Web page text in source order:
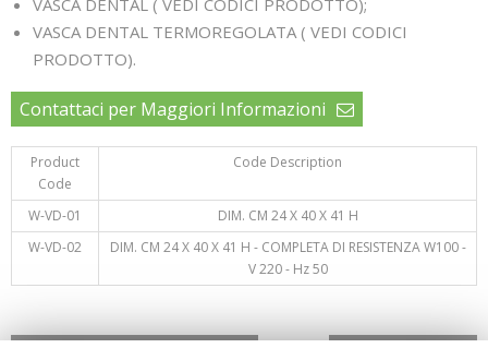
VASCA DENTAL TERMOREGOLATA ( VEDI CODICI
PRODOTTO).
Contattaci per Maggiori Informazioni
Product
Code
Code Description
W-VD-01
DIM. CM 24 X 40 X 41 H
W-VD-02
DIM. CM 24 X 40 X 41 H - COMPLETA DI RESISTENZA W100 -
V 220 - Hz 50